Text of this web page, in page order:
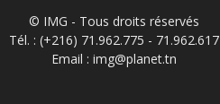
© IMG - Tous droits réservés
Tél. : (+216) 71.962.775 - 71.962.617
Email : img@planet.tn